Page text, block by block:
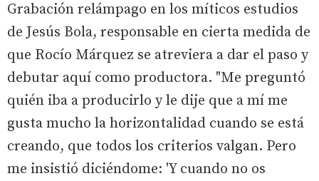
Grabación relámpago en los míticos estudios
de Jesús Bola, responsable en cierta medida de
que Rocío Márquez se atreviera a dar el paso y
debutar aquí como productora. "Me preguntó
quién iba a producirlo y le dije que a mí me
gusta mucho la horizontalidad cuando se está
creando, que todos los criterios valgan. Pero
me insistió diciéndome: 'Y cuando no os